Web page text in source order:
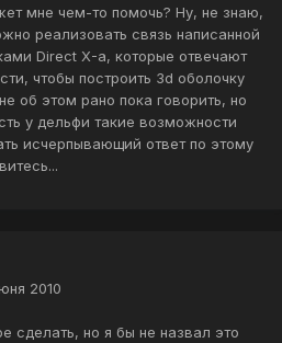
мне чем-то помочь? Ну, не знаю,
реализовать связь написанной
Direct X-а, которые отвечают
чтобы построить 3d оболочку
об этом рано пока говорить, но
у дельфи такие возможности
исчерпывающий ответ по этому
2010
сделать, но я бы не назвал это